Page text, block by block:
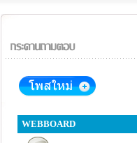
WEBBOARD